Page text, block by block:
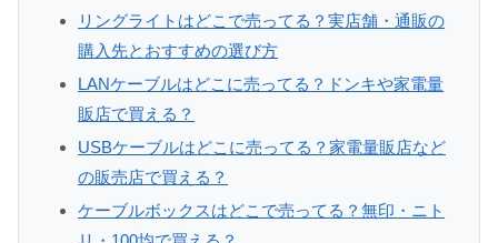
リングライトはどこで売ってる？実店舗・通販の
購入先とおすすめの選び方
LANケーブルはどこに売ってる？ドンキや家電量
販店で買える？
USBケーブルはどこに売ってる？家電量販店など
の販売店で買える？
ケーブルボックスはどこで売ってる？無印・ニト